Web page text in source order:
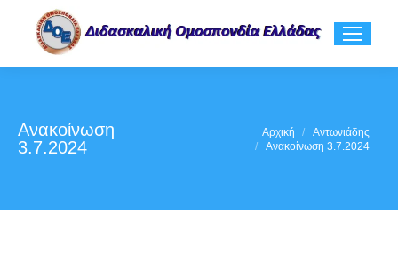
Ανακοίνωση
3.7.2024
Αρχική
Αντωνιάδης
Ανακοίνωση 3.7.2024